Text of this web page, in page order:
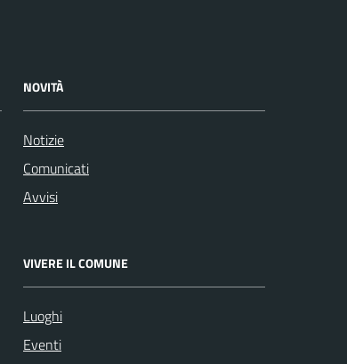
NOVITÀ
Notizie
Comunicati
Avvisi
VIVERE IL COMUNE
Luoghi
Eventi